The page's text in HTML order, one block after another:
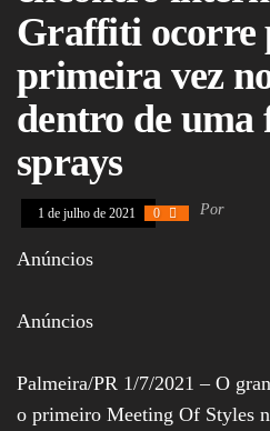
Graffiti ocorre
primeira vez
dentro de uma
sprays
1 de julho de 2021 0 Por
Anúncios
Anúncios
Palmeira/PR 1/7/2021 – O
o primeiro Meeting Of Styles